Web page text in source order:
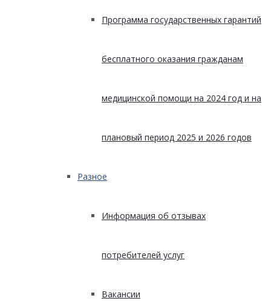
Программа государственных гарантий
бесплатного оказания гражданам
медицинской помощи на 2024 год и на
плановый период 2025 и 2026 годов
Разное
Информация об отзывах
потребителей услуг
Вакансии